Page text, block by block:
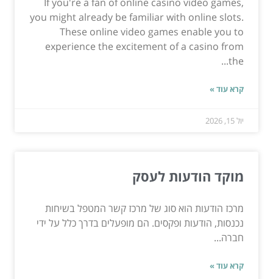
you might already be familiar with online slots.
These online video games enable you to
experience the excitement of a casino from
the...
קרא עוד »
יול 15, 2026
מוקד הודעות לעסק
מרכז הודעות הוא סוג של מרכז קשר המטפל בשיחות
נכנסות, הודעות ופקסים. הם מופעלים בדרך כלל על ידי
חברה...
קרא עוד »